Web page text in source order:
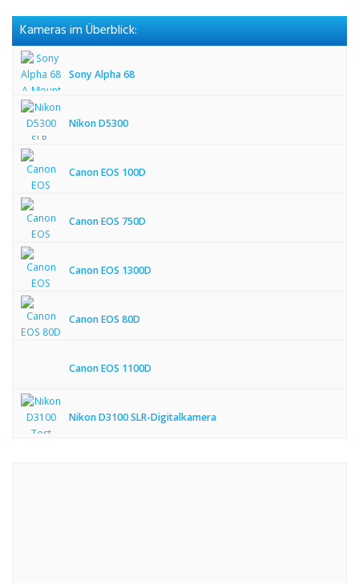
Kameras im Überblick:
Sony Alpha 68
Nikon D5300
Canon EOS 100D
Canon EOS 750D
Canon EOS 1300D
Canon EOS 80D
Canon EOS 1100D
Nikon D3100 SLR-Digitalkamera